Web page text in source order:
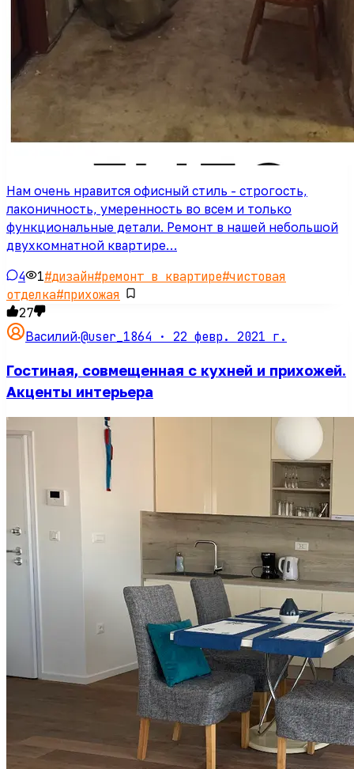
Нам очень нравится офисный стиль - строгость,
лаконичность, умеренность во всем и только
функциональные детали. Ремонт в нашей небольшой
двухкомнатной квартире…
4 1#дизайн#ремонт в квартире#чистовая
отделка#прихожая
27
Василий·@user_1864 · 22 февр. 2021 г.
Гостиная, совмещенная с кухней и прихожей.
Акценты интерьера